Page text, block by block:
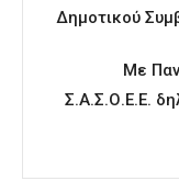
Δημοτικού
Με
Σ.Α.Σ.Ο.Ε.Ε.